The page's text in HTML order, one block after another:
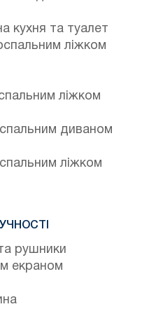
кухня та туалет
ліжком
ліжком
диваном
ліжком
рушники
екраном